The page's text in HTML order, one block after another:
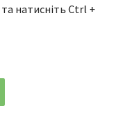
натисніть Ctrl +